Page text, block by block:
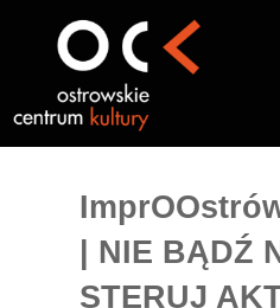
| NIE BĄDŹ
STERUJ